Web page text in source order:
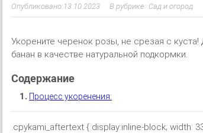
13.10.2023 Сад и огород
Укорените черенок розы, не срезая с
банан в качестве натуральной подкормки.
Процесс укоренения:
.cpykami_aftertext { display:inline-block; width: